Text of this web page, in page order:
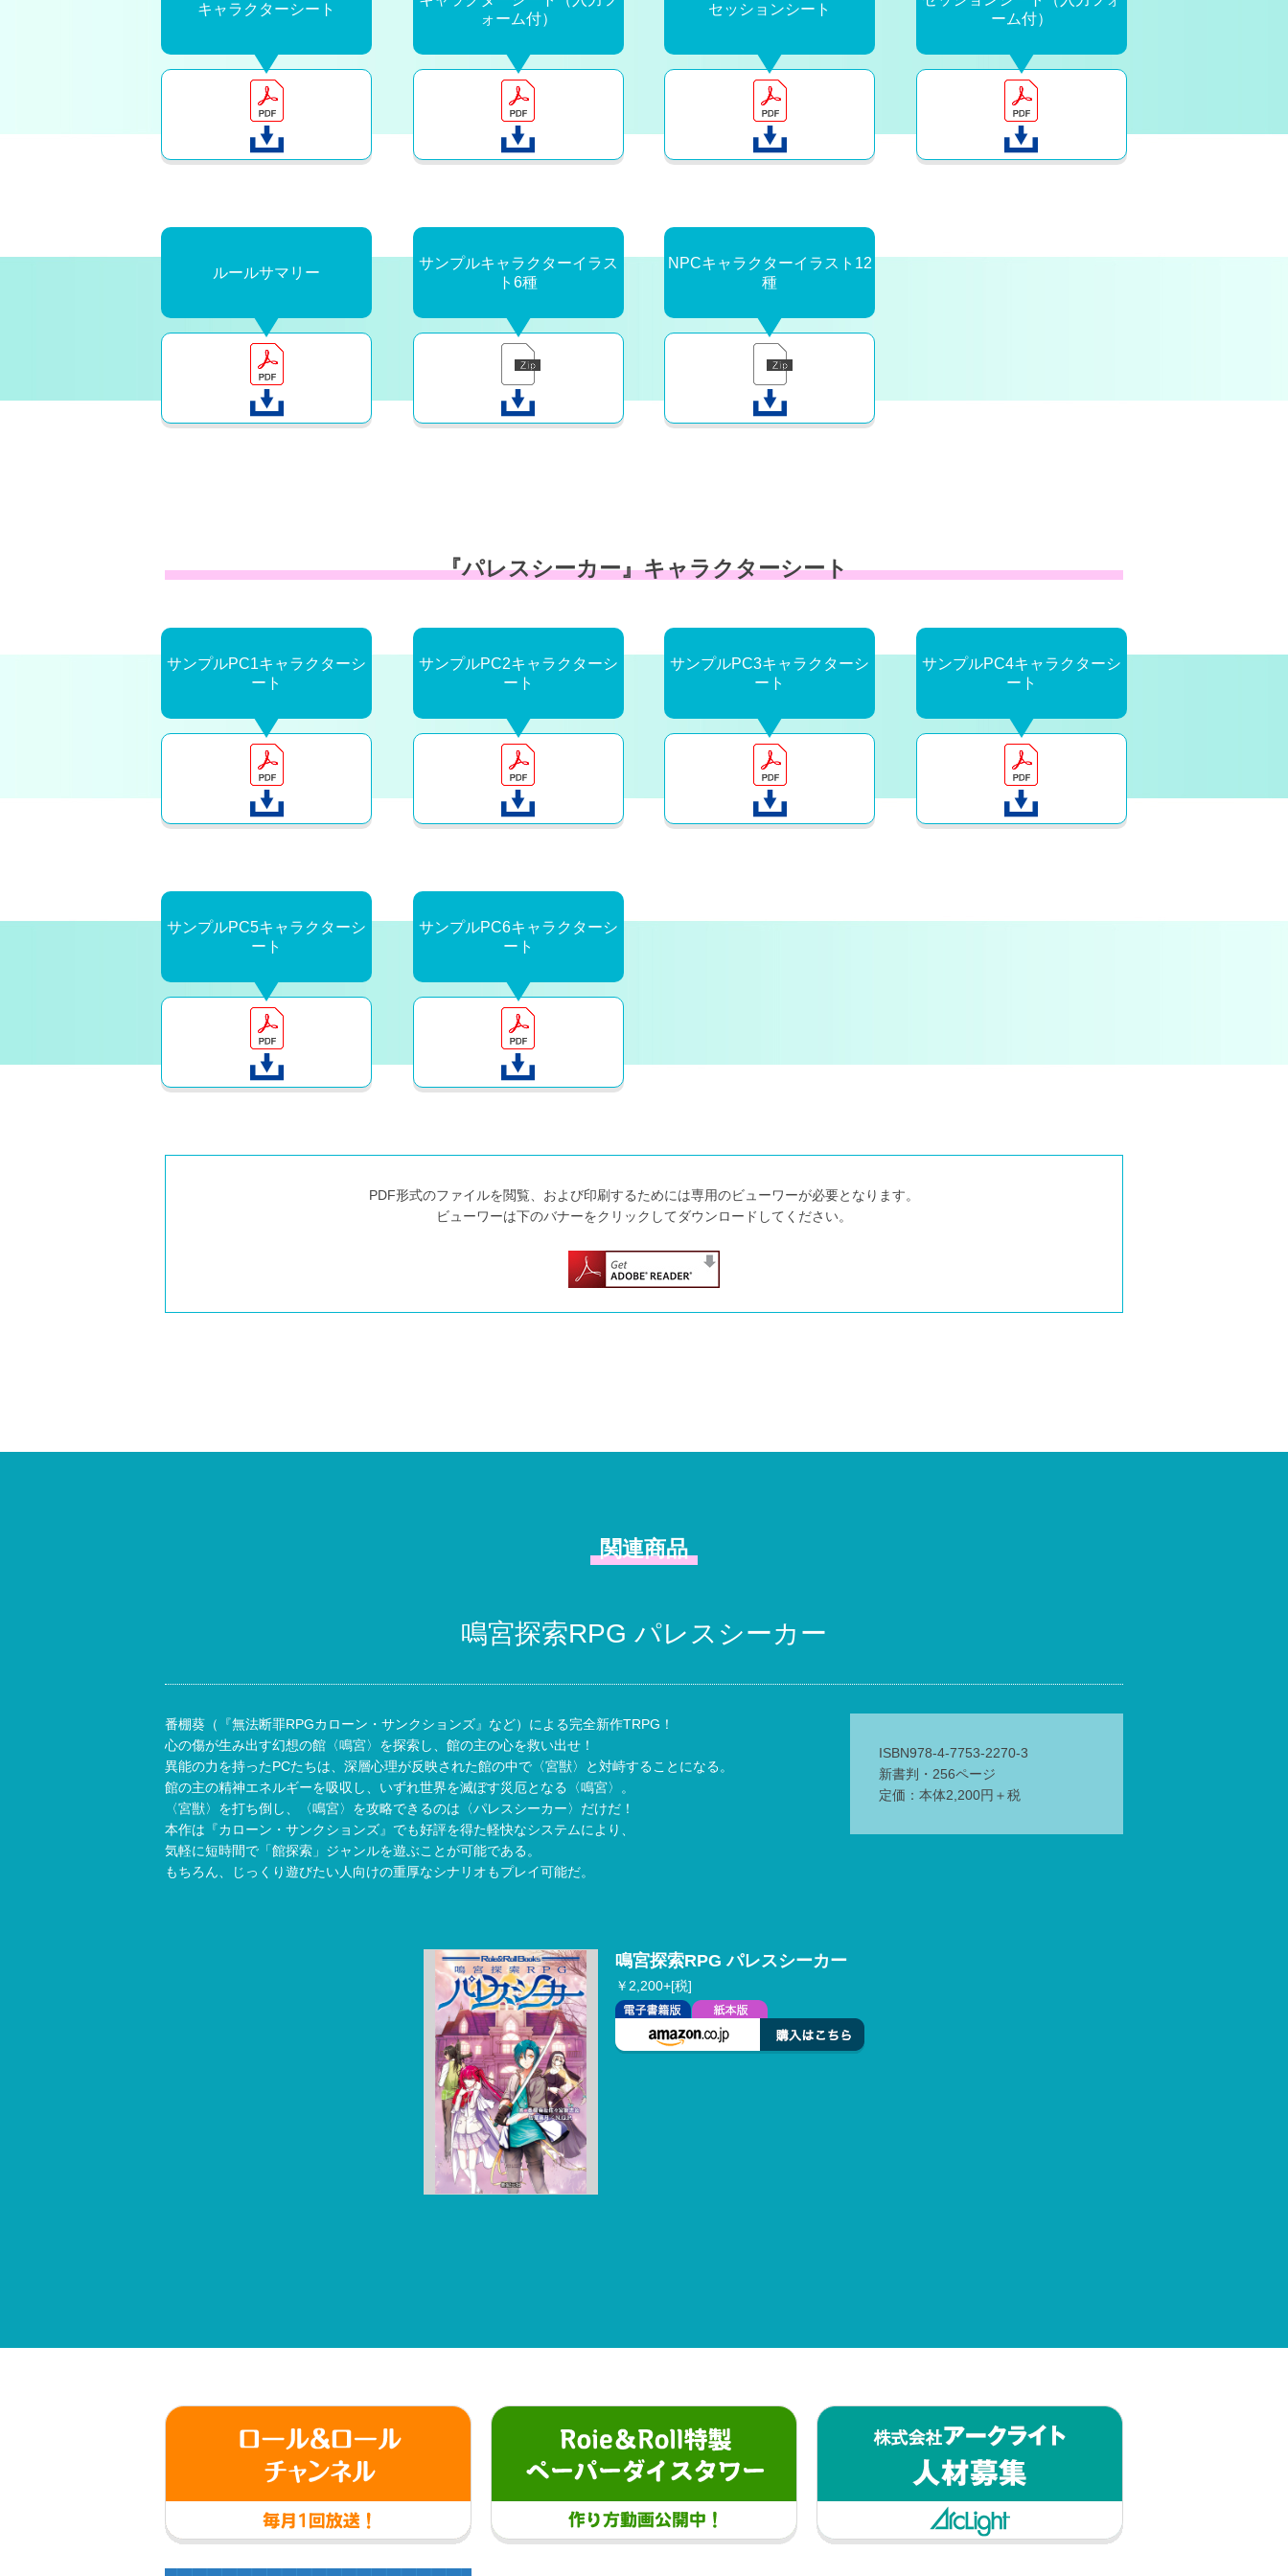
キャラクターシート
ォーム付）
セッションシート
ーム付）
ルールサマリー
サンプルキャラクターイラス
ト6種
NPCキャラクターイラスト12
種
『パレスシーカー』キャラクターシート
サンプルPC1キャラクターシ
ート
サンプルPC2キャラクターシ
ート
サンプルPC3キャラクターシ
ート
サンプルPC4キャラクターシ
ート
サンプルPC5キャラクターシ
ート
サンプルPC6キャラクターシ
ート
PDF形式のファイルを閲覧、 および印刷するためには専用のビューワーが必要となります。
ビューワーは下のバナーをクリックして ダウンロードしてください。
関連商品
鳴宮探索RPG パレスシーカー
番棚葵（『無法断罪RPGカローン・サンクションズ』など）による完全新作TRPG！
心の傷が生み出す幻想の館〈鳴宮〉を探索し、館の主の心を救い出せ！
異能の力を持ったPCたちは、深層心理が反映された館の中で〈宮獣〉と対峙することになる。
館の主の精神エネルギーを吸収し、いずれ世界を滅ぼす災厄となる〈鳴宮〉。
〈宮獣〉を打ち倒し、〈鳴宮〉を攻略できるのは〈パレスシーカー〉だけだ！
本作は『カローン・サンクションズ』でも好評を得た軽快なシステムにより、
気軽に短時間で「館探索」ジャンルを遊ぶことが可能である。
もちろん、じっくり遊びたい人向けの重厚なシナリオもプレイ可能だ。
ISBN978-4-7753-2270-3
新書判・256ページ
定価：本体2,200円＋税
鳴宮探索RPG パレスシーカー
￥2,200+[税]